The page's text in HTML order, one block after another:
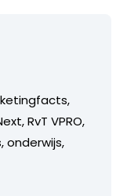
RvT VPRO,
onderwijs,